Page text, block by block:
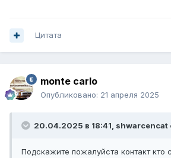
Цитата
monte carlo
Опубликовано: 21 апреля 2025
20.04.2025 в 18:41, shwarcencat
Подскажите пожалуйста контакт кто